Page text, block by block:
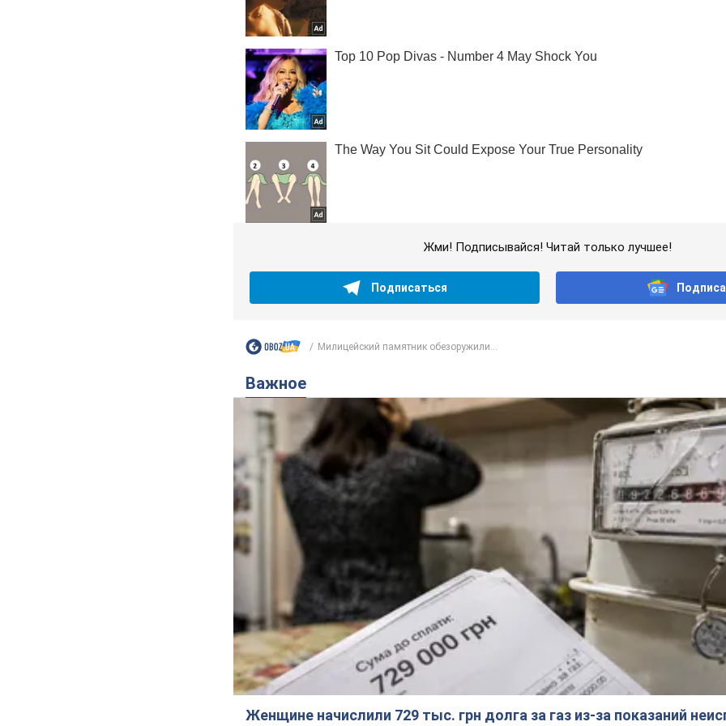
Жми! Подписывайся! Читай только лучшее!
Подписаться
Милицейский памятник обезоружили...
Важное
Женщине начислили 729 тыс. грн долга за газ из-за показаний